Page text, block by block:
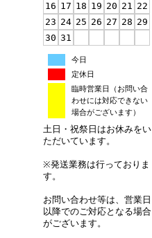
16 17 18 19 20 21 22
23 24 25 26 27 28 29
30 31
今日
定休日
臨時営業日（お問い合
わせには対応できない
場合がございます）
土日・祝祭日はお休みをい
ただいています。
※発送業務は行っておりま
す。
お問い合わせ等は、営業日
以降でのご対応となる場合
がございます。